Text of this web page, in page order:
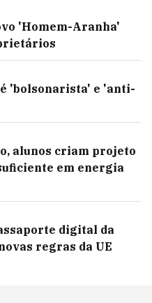
'Homem-Aranha'
'bolsonarista' e 'anti-
alunos criam projeto
em energia
digital da
regras da UE